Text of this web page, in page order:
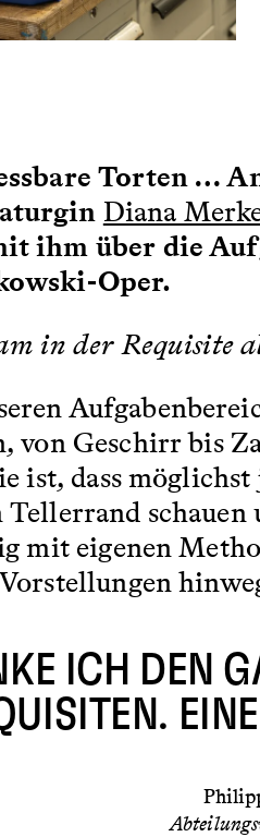
Torten …
Diana
ihm über die
Oper.
in der Requisite
von Geschirr bis
ist, dass
mit eigenen
ICH DEN